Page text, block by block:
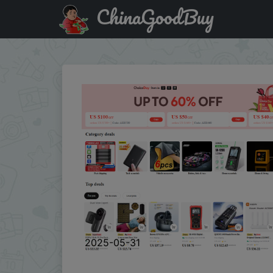
Придбати по знижці ASAFFUA2 Промокоди на Choice
ChinaGoodBuy
2025-05-31